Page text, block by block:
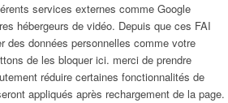
services externes comme Google
hébergeurs de vidéo. Depuis que ces FAI
des données personnelles comme votre
de les bloquer ici. merci de prendre
réduire certaines fonctionnalités de
appliqués après rechargement de la page.